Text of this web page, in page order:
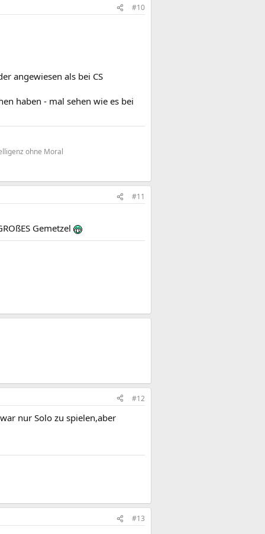
#10
angewiesen als bei CS
haben - mal sehen wie es bei
ohne Moral
#11
Gemetzel
#12
nur Solo zu spielen,aber
#13